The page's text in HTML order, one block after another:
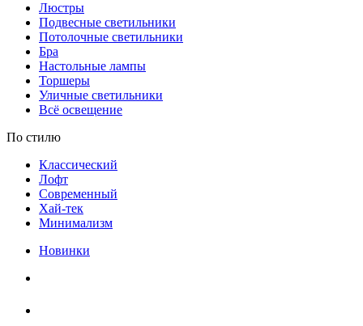
Люстры
Подвесные светильники
Потолочные светильники
Бра
Настольные лампы
Торшеры
Уличные светильники